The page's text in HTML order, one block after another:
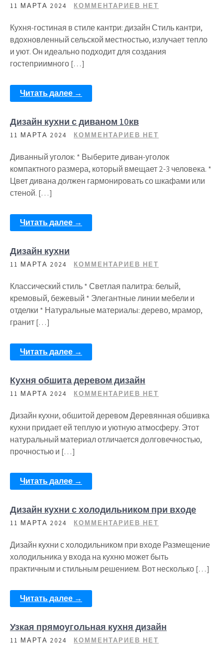
11 МАРТА 2024 КОММЕНТАРИЕВ НЕТ
Кухня-гостиная в стиле кантри: дизайн Стиль кантри,
вдохновленный сельской местностью, излучает тепло
и уют. Он идеально подходит для создания
гостеприимного […]
Читать далее →
Дизайн кухни с диваном 10кв
11 МАРТА 2024 КОММЕНТАРИЕВ НЕТ
Диванный уголок: * Выберите диван-уголок
компактного размера, который вмещает 2-3 человека. *
Цвет дивана должен гармонировать со шкафами или
стеной. […]
Читать далее →
Дизайн кухни
11 МАРТА 2024 КОММЕНТАРИЕВ НЕТ
Классический стиль * Светлая палитра: белый,
кремовый, бежевый * Элегантные линии мебели и
отделки * Натуральные материалы: дерево, мрамор,
гранит […]
Читать далее →
Кухня обшита деревом дизайн
11 МАРТА 2024 КОММЕНТАРИЕВ НЕТ
Дизайн кухни, обшитой деревом Деревянная обшивка
кухни придает ей теплую и уютную атмосферу. Этот
натуральный материал отличается долговечностью,
прочностью и […]
Читать далее →
Дизайн кухни с холодильником при входе
11 МАРТА 2024 КОММЕНТАРИЕВ НЕТ
Дизайн кухни с холодильником при входе Размещение
холодильника у входа на кухню может быть
практичным и стильным решением. Вот несколько […]
Читать далее →
Узкая прямоугольная кухня дизайн
11 МАРТА 2024 КОММЕНТАРИЕВ НЕТ